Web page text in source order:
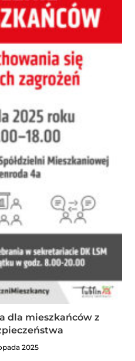
dla mieszkańców z
2025